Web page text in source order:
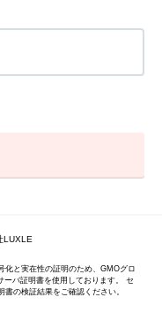
LUXLE
化と実在性の証明のため、GMOグロ
ーバ証明書を使用しております。 セ
書の検証結果をご確認ください。